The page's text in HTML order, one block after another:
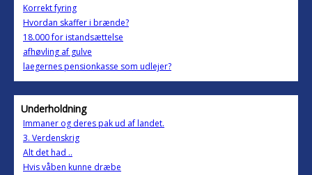
Korrekt fyring
Hvordan skaffer i brænde?
18.000 for istandsættelse
afhøvling af gulve
laegernes pensionkasse som udlejer?
Underholdning
Immaner og deres pak ud af landet.
3. Verdenskrig
Alt det had ..
Hvis våben kunne dræbe